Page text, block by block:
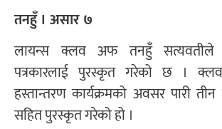
तनहुँ । असार ७
लायन्स क्लव अफ तनहुँ सत्यवतीले
पत्रकारलाई पुरस्कृत गरेको छ ।
हस्तान्तरण कार्यक्रमको अवसर पारी
सहित पुरस्कृत गरेको हो ।